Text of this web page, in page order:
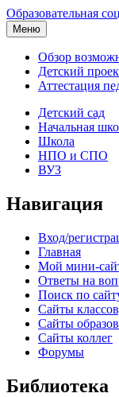
Образовательная
Меню
Обзор
Детский
Аттестация
Детский сад
Начальная
Школа
НПО и СПО
ВУЗ
Навигация
Вход/
Главная
Мой мини-
Ответы на
Поиск по
Сайты
Сайты
Сайты коллег
Форумы
Библиотека